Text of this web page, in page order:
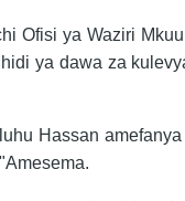
Ofisi ya Waziri
ya dawa za
Hassan